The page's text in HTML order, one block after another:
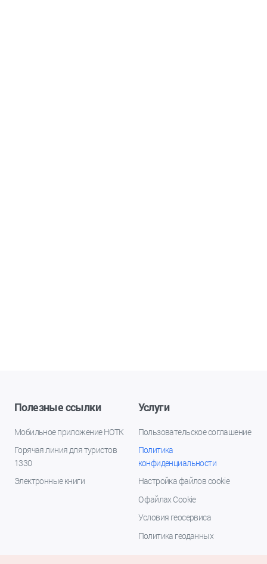
Полезные ссылки
Мобильное приложение НОТК
Горячая линия для туристов
1330
Электронные книги
Услуги
Пользовательское соглашение
Политика
конфиденциальности
Настройка файлов cookie
О файлах Cookie
Условия геосервиса
Политика геоданных